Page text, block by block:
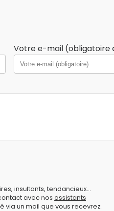
Votre e-mail (obligatoire
insultants, tendancieux...
avec nos assistants
via un mail que vous recevrez.